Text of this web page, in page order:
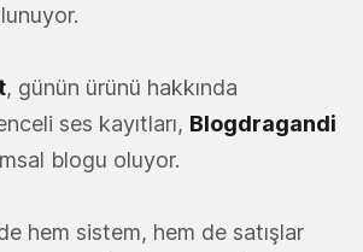
, günün ürünü hakkında
ses kayıtları, Blogdragandi
blogu oluyor.
hem sistem, hem de satışlar